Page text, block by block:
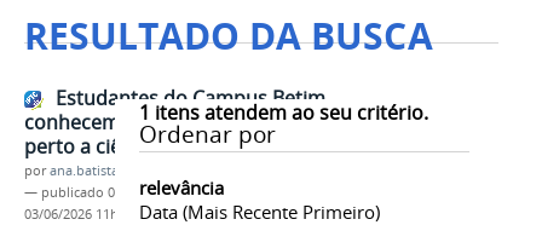
RESULTADO DA BUSCA
1 itens atendem ao seu critério.
Ordenar por
relevância
Data (mais Recente Primeiro)
Estudantes do Campus Betim
conhecem o Sirius e vivenciam de
perto a ciência de ponta brasileira
porana.batista
— publicado 03/06/2026—última modificação
03/06/2026 11h43